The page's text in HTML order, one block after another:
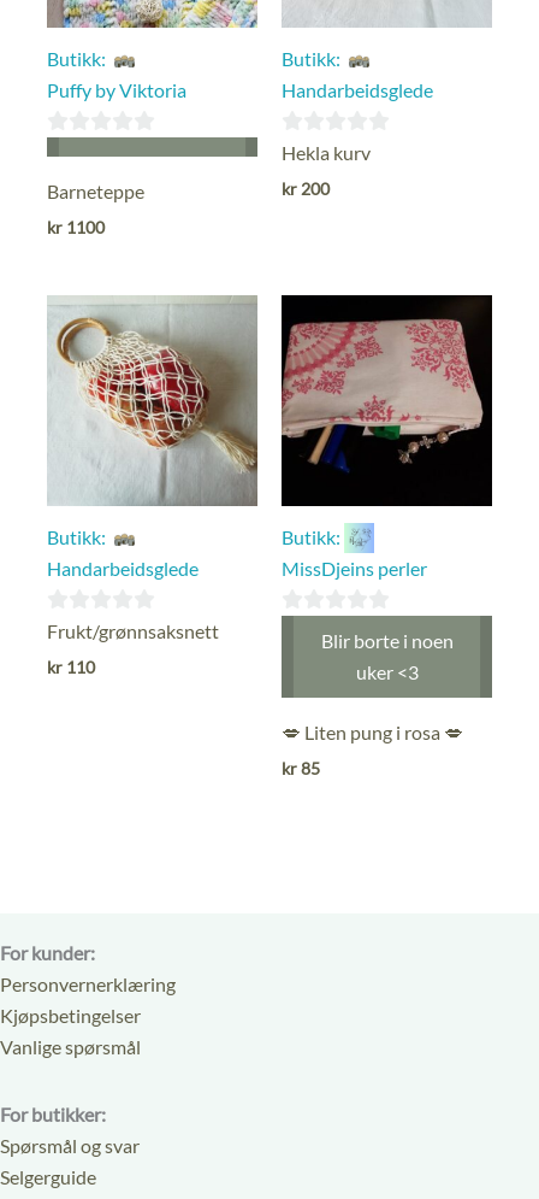
Butikk:
Puffy by Viktoria
5
Barneteppe
kr 1100
Butikk:
Handarbeidsglede
0
ut
Hekla kurv
kr 200
Butikk:
Handarbeidsglede
0
ut
Frukt/grønnsaksnett
kr 110
Butikk:
MissDjeins perler
Blir borte i noen
uker <3
💋 Liten pung i rosa 💋
kr85
For kunder:
Personvernerklæring
Kjøpsbetingelser
Vanlige spørsmål
For butikker:
Spørsmål og svar
Selgerguide